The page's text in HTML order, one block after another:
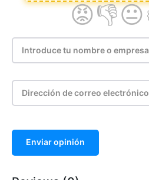
Enviar opinión